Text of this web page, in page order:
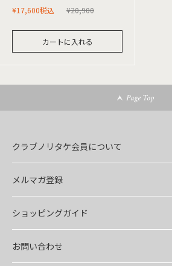
¥20,900
¥17,600税込
カートに入れる
Page Top
クラブノリタケ会員について
メルマガ登録
ショッピングガイド
お問い合わせ